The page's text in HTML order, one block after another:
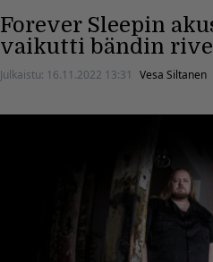
Forever Sleepin
vaikutti bändin
Julkaistu: 16.11.2022 13:31 Vesa Siltanen